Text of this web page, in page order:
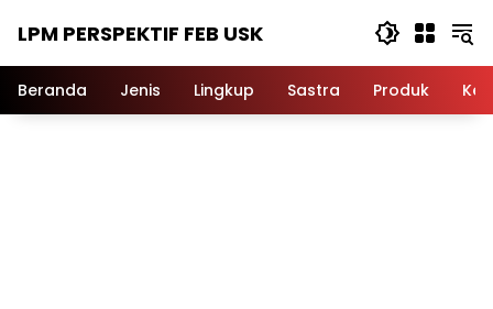
LPM PERSPEKTIF FEB USK
Beranda Jenis Lingkup Sastra Produk